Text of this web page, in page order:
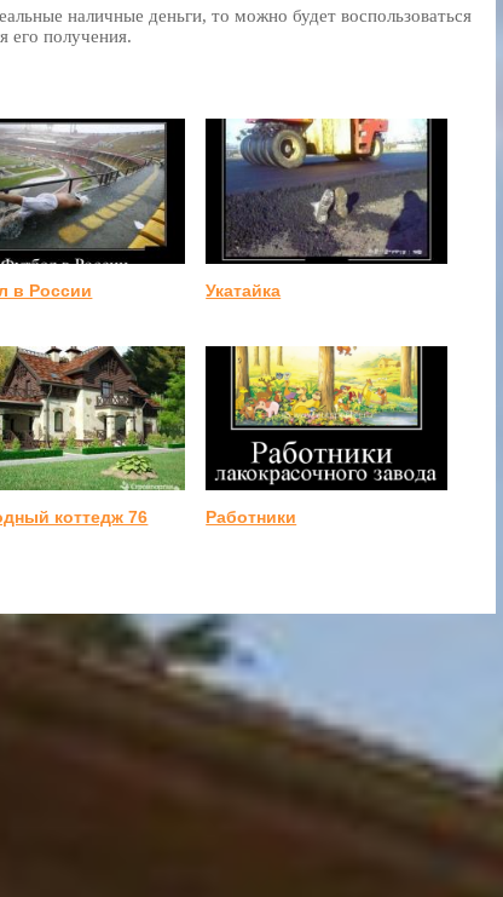
наличные деньги, то можно будет воспользоваться
его получения.
в России Укатайка
коттедж 76 Работники